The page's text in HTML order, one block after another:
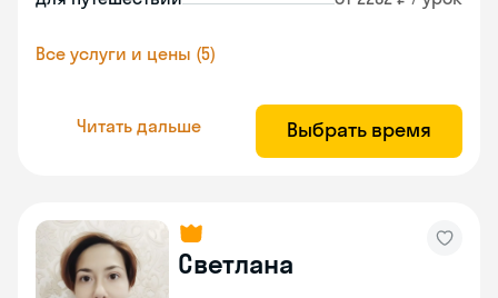
Все услуги и цены (5)
Читать дальше Выбрать время
Светлана